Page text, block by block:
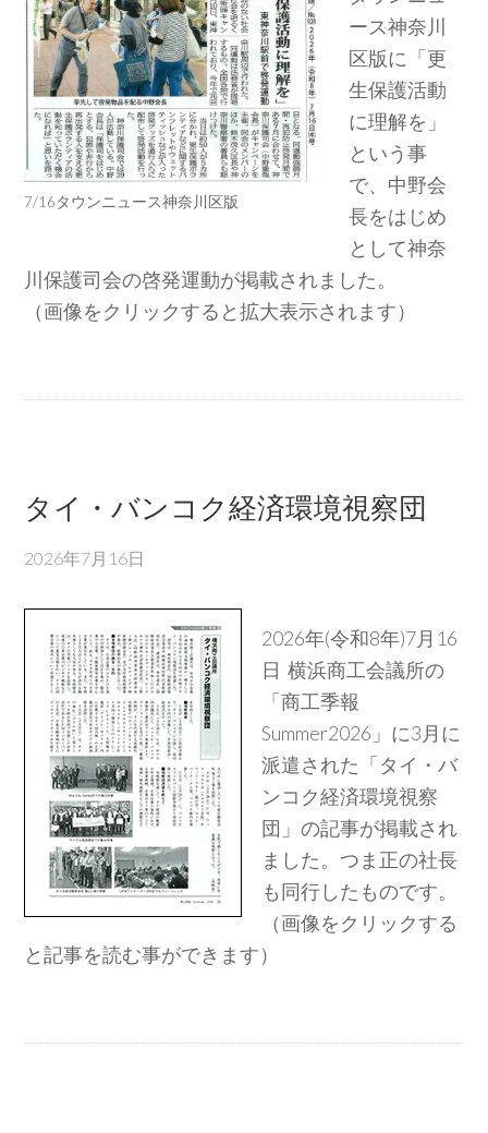
7/16タウンニュース神奈川区版
ース神奈川
区版に「更
生保護活動
に理解を」
という事
で、中野会
長をはじめ
として神奈
川保護司会の啓発運動が掲載されました。
（画像をクリックすると拡大表示されます）
タイ・バンコク経済環境視察団
2026年7月16日
2026年(令和8年)7月16
日 横浜商工会議所の
「商工季報
Summer2026」に3月に
派遣された「タイ・バ
ンコク経済環境視察
団」の記事が掲載され
ました。つま正の社長
も同行したものです。
（画像をクリックする
と記事を読む事ができます）